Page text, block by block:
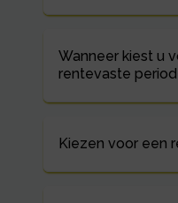
Wanneer kiest u
rentevaste
Kiezen voor een